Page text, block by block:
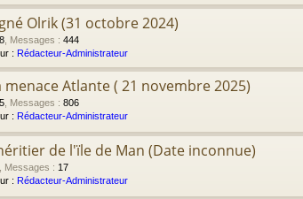
Olrik (31 octobre 2024)
Messages : 444
: Rédacteur-Administrateur
menace Atlante ( 21 novembre 2025)
Messages : 806
: Rédacteur-Administrateur
de l'ïle de Man (Date inconnue)
Messages : 17
: Rédacteur-Administrateur